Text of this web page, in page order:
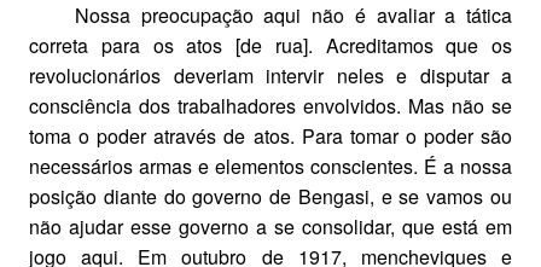
Nossa preocupação aqui não é avaliar a tática
correta para os atos [de rua]. Acreditamos que os
revolucionários deveriam intervir neles e disputar a
consciência dos trabalhadores envolvidos. Mas não se
toma o poder através de atos. Para tomar o poder são
necessários armas e elementos conscientes. É a nossa
posição diante do governo de Bengasi, e se vamos ou
não ajudar esse governo a se consolidar, que está em
jogo aqui. Em outubro de 1917, mencheviques e